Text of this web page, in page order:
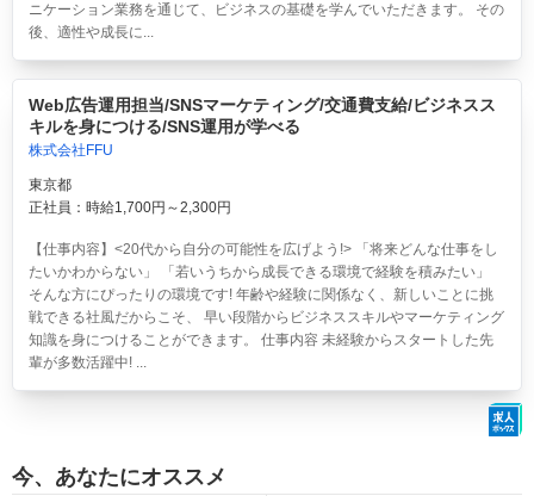
ニケーション業務を通じて、ビジネスの基礎を学んでいただきます。 その
後、適性や成長に...
Web広告運用担当/SNSマーケティング/交通費支給/ビジネスス
キルを身につける/SNS運用が学べる
株式会社FFU
東京都
正社員：時給1,700円～2,300円
【仕事内容】<20代から自分の可能性を広げよう!> 「将来どんな仕事をし
たいかわからない」 「若いうちから成長できる環境で経験を積みたい」
そんな方にぴったりの環境です! 年齢や経験に関係なく、新しいことに挑
戦できる社風だからこそ、 早い段階からビジネススキルやマーケティング
知識を身につけることができます。 仕事内容 未経験からスタートした先
輩が多数活躍中! ...
今、あなたにオススメ